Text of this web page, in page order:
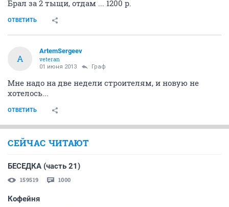
Брал за 2 тыщи, отдам ... 1200 р.
ОТВЕТИТЬ
A
ArtemSergeev
veteran
01 июня 2013 Граф
Мне надо на две недели строителям, и новую не
хотелось...
ОТВЕТИТЬ
СЕЙЧАС ЧИТАЮТ
БЕСЕДКА (часть 21)
159519 1000
Кофейня